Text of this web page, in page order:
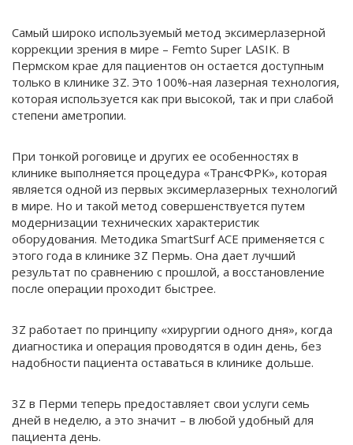
Самый широко используемый метод эксимерлазерной
коррекции зрения в мире – Femto Super LASIK. В
Пермском крае для пациентов он остается доступным
только в клинике 3Z. Это 100%-ная лазерная технология,
которая используется как при высокой, так и при слабой
степени аметропии.
При тонкой роговице и других ее особенностях в
клинике выполняется процедура «ТрансФРК», которая
является одной из первых эксимерлазерных технологий
в мире. Но и такой метод совершенствуется путем
модернизации технических характеристик
оборудования. Методика SmartSurf ACE применяется с
этого года в клинике 3Z Пермь. Она дает лучший
результат по сравнению с прошлой, а восстановление
после операции проходит быстрее.
3Z работает по принципу «хирургии одного дня», когда
диагностика и операция проводятся в один день, без
надобности пациента оставаться в клинике дольше.
3Z в Перми теперь предоставляет свои услуги семь
дней в неделю, а это значит – в любой удобный для
пациента день.